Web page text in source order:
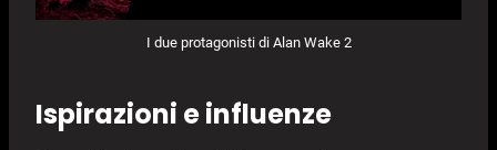
I due protagonisti di Alan Wake 2
Ispirazioni e influenze